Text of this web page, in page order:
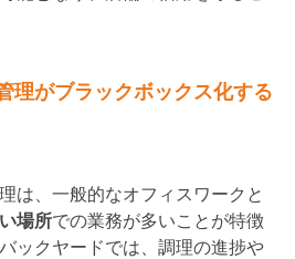
理がブラックボックス化する
は、一般的なオフィスワークと
場所での業務が多いことが特徴
ックヤードでは、調理の進捗や